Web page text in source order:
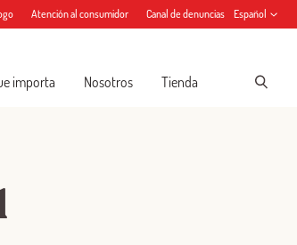
Atención al consumidor Canal de denuncias Español
importa Nosotros Tienda